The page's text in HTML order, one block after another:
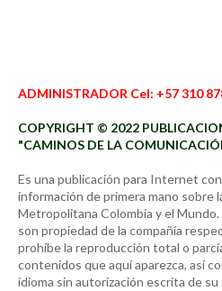
ADMINISTRADOR Cel: +57 310
COPYRIGHT © 2022
"CAMINOS DE LA
Es una publicación para Internet
información de primera mano sobre
Metropolitana Colombia y el
son propiedad de la compañía
prohíbe la reproducción total o
contenidos que aquí aparezca, así
idioma sin autorización escrita de